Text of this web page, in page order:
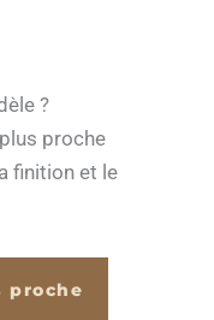
?
proche
finition et le
proche